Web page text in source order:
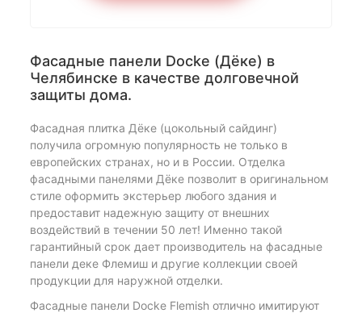
Фасадные панели Docke (Дёке) в
Челябинске в качестве долговечной
защиты дома.
Фасадная плитка Дёке (цокольный сайдинг)
получила огромную популярность не только в
европейских странах, но и в России. Отделка
фасадными панелями Дёке позволит в оригинальном
стиле оформить экстерьер любого здания и
предоставит надежную защиту от внешних
воздействий в течении 50 лет! Именно такой
гарантийный срок дает производитель на фасадные
панели деке Флемиш и другие коллекции своей
продукции для наружной отделки.
Фасадные панели Docke Flemish отлично имитируют